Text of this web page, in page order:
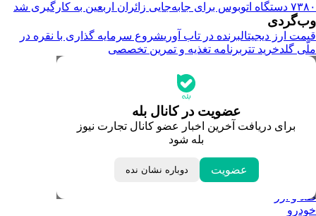
۷۳۸۰ دستگاه اتوبوس برای جابه‌جایی زائران اربعین به‌ کارگیری شد
وب‌گردی
قیمت ارز دیجیتالبرنده در تاب آوریشروع سرمایه گذاری با نقره در
ملّی گلدخرید تتر برنامه تغذیه و تمرین تخصصی
عضویت در کانال بله
برای دریافت آخرین اخبار عضو کانال تجارت نیوز
بله شود
عضویت دوباره نشان نده
جدیدترین قیمت‌ها
قیمت درهم امارات
لحظه تحویل سال
داغ‌ترین‌های اقتصادی
طلا و ارز
خودرو